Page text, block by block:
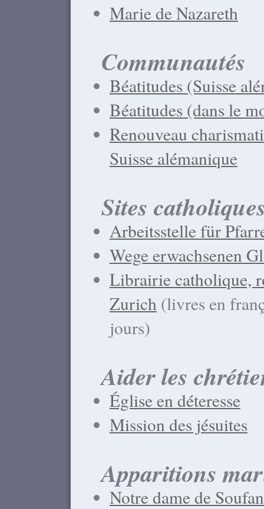
Marie de Nazareth
Communautés
Béatitudes (Suisse
Béatitudes (dans le
Renouveau
Suisse alémanique
Sites
Arbeitsstelle für
Wege erwachsenen
Librairie catholique,
Zurich (livres en
jours)
Aider les
Église en déteresse
Mission des jésuites
Apparitions
Notre dame de